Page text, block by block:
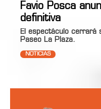
Favio Posca
definitiva
El espectáculo
Paseo La Plaza.
NOTICIAS